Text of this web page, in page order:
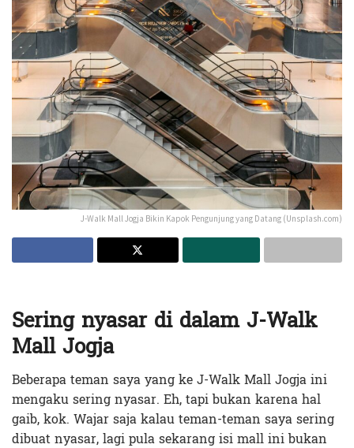
J-Walk Mall Jogja Bikin Kapok Pengunjung yang Datang (Unsplash.com)
Sering nyasar di dalam J-Walk
Mall Jogja
Beberapa teman saya yang ke J-Walk Mall Jogja ini
mengaku sering nyasar. Eh, tapi bukan karena hal
gaib, kok. Wajar saja kalau teman-teman saya sering
dibuat nyasar, lagi pula sekarang isi mall ini bukan